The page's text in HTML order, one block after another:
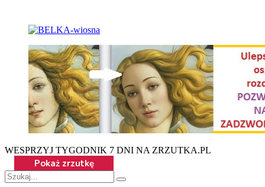
WESPRZYJ TYGODNIK 7 DNI NA ZRZUTKA.PL